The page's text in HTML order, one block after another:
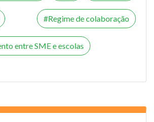
Regime de colaboração
entre SME e escolas